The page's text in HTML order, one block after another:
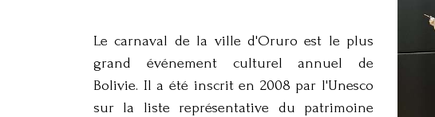
Le carnaval de la ville d'Oruro est le plus
grand événement culturel annuel de
Bolivie. Il a été inscrit en 2008 par l'Unesco
sur la liste représentative du patrimoine